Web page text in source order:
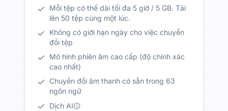
Mỗi tệp có thể dài tối đa 5 giờ / 5 GB. Tải
lên 50 tệp cùng một lúc.
Không có giới hạn ngày cho việc chuyển
đổi tệp
Mô hình phiên âm cao cấp (độ chính xác
cao nhất)
Chuyển đổi âm thanh có sẵn trong 63
ngôn ngữ
Dịch AI